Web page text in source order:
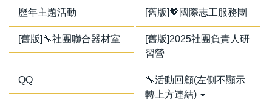
歷年主題活動 [舊版]💖國際志工服務團
[舊版]🔧社團聯合器材室
[舊版]2025社團負責人研
習營
QQ
🔧活動回顧(左側不顯示
轉上方連結)